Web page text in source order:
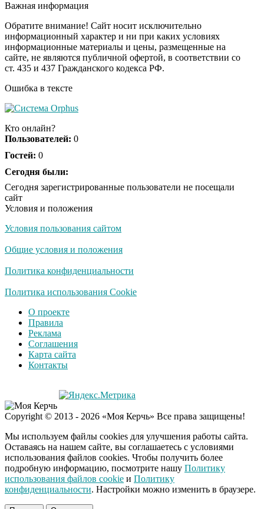
i
Королева вагона
отожгла! Видео не
оставит равнодушным
Важная информация
Обратите внимание! Сайт носит исключительно
информационный характер и ни при каких условиях
информационные материалы и цены, размещенные на
сайте, не являются публичной офертой, в соответствии со
ст. 435 и 437 Гражданского кодекса РФ.
Ошибка в тексте
Кто онлайн?
Пользователей: 0
Гостей: 0
Сегодня были:
Сегодня зарегистрированные пользователи не посещали
сайт
Условия и положения
Условия пользования сайтом
Общие условия и положения
Политика конфиденциальности
Политика использования Cookie
О проекте
Правила
Реклама
Соглашения
Карта сайта
Контакты
Copyright © 2013 - 2026 «Моя Керчь» Все права защищены!
Мы используем файлы cookies для улучшения работы сайта.
Оставаясь на нашем сайте, вы соглашаетесь с условиями
использования файлов cookies. Чтобы получить более
подробную информацию, посмотрите нашу Политику
использования файлов cookie и Политику
конфиденциальности. Настройки можно изменить в браузере.